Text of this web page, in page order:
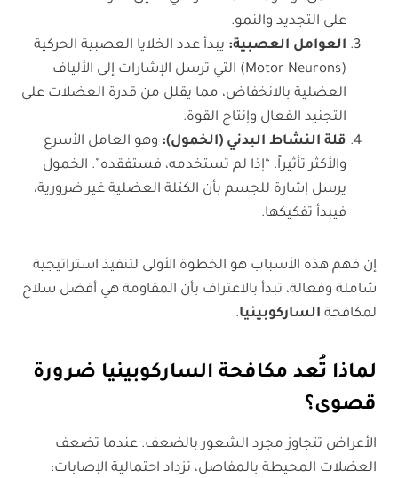
على التجديد والنمو.
العوامل العصبية: يبدأ عدد الخلايا العصبية الحركية
(Motor Neurons) التي ترسل الإشارات إلى الألياف
العضلية بالانخفاض، مما يقلل من قدرة العضلات على
التجنيد الفعال وإنتاج القوة.
قلة النشاط البدني (الخمول): وهو العامل الأسرع
والأكثر تأثيراً. “إذا لم تستخدمه، فستفقده”. الخمول
يرسل إشارة للجسم بأن الكتلة العضلية غير ضرورية،
فيبدأ تفكيكها.
إن فهم هذه الأسباب هو الخطوة الأولى لتنفيذ استراتيجية
شاملة وفعالة، تبدأ بالاعتراف بأن المقاومة هي أفضل سلاح
لمكافحة الساركوبينيا.
لماذا تُعد مكافحة الساركوبينيا ضرورة
قصوى؟
الأعراض تتجاوز مجرد الشعور بالضعف. عندما تضعف
العضلات المحيطة بالمفاصل، تزداد احتمالية الإصابات؛